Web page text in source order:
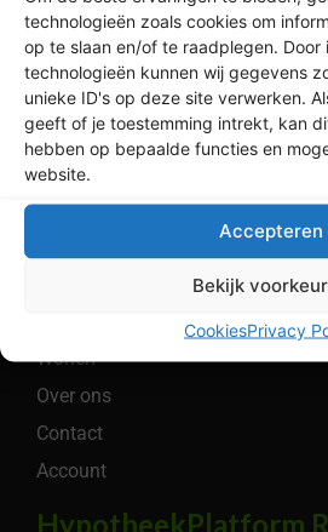
technologieën zoals cookies om
op te slaan en/of te raadplegen.
technologieën kunnen wij gegevens
unieke ID's op deze site verwerken.
geeft of je toestemming intrekt, kan
hebben op bepaalde functies en
website.
Accepteren
Bekijk
CookiesPrivacy
Legaal
Privacybeleid
Algemene Voorwaarden
Cookiebeleid
Menu
Wonen
Over ons
Contact
Account
HypotheekPlatform